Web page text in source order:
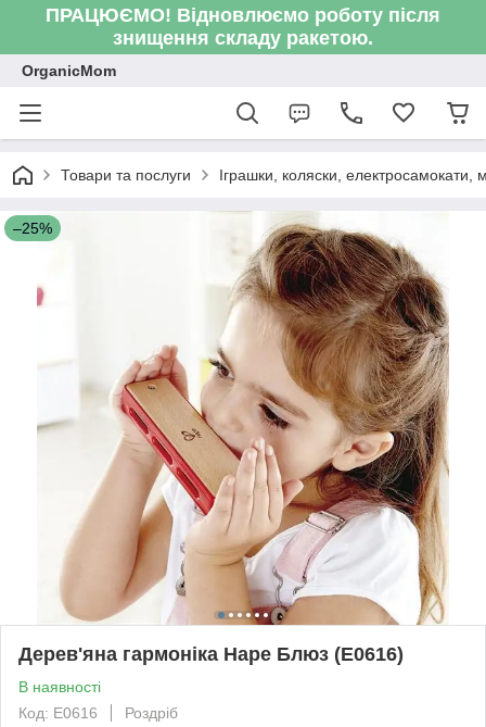
ПРАЦЮЄМО! Відновлюємо роботу після
знищення складу ракетою.
OrganicMom
Товари та послуги Іграшки, коляски,
–25%
Дерев'яна гармоніка Hape Блюз (E0616)
В наявності
Код: E0616
Роздріб